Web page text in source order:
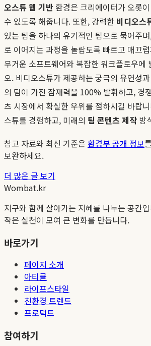
오스튜 웹 기반 환경은 크리에이터가 오롯
수 있도록 해줍니다. 또한, 강력한 비디오스
있는 팀을 하나의 유기적인 팀으로 묶어주
로 이어지는 과정을 놀랍도록 빠르고 매끄
무거운 소프트웨어와 복잡한 워크플로우에
오. 비디오스튜가 제공하는 궁극의 유연성
의 팀이 가진 잠재력을 100% 발휘하고, 경
츠 시장에서 확실한 우위를 점하시길 바랍
스튜를 경험하고, 미래의 팀 콘텐츠 제작 방
참고 자료와 최신 기준은 환경부 공개 정보
보완하세요.
더 많은 글 보기
Wombat.kr
지구와 함께 살아가는 지혜를 나누는 공간
작은 실천이 모여 큰 변화를 만듭니다.
바로가기
페이지 소개
아티클
라이프스타일
친환경 트렌드
프로덕트
참여하기